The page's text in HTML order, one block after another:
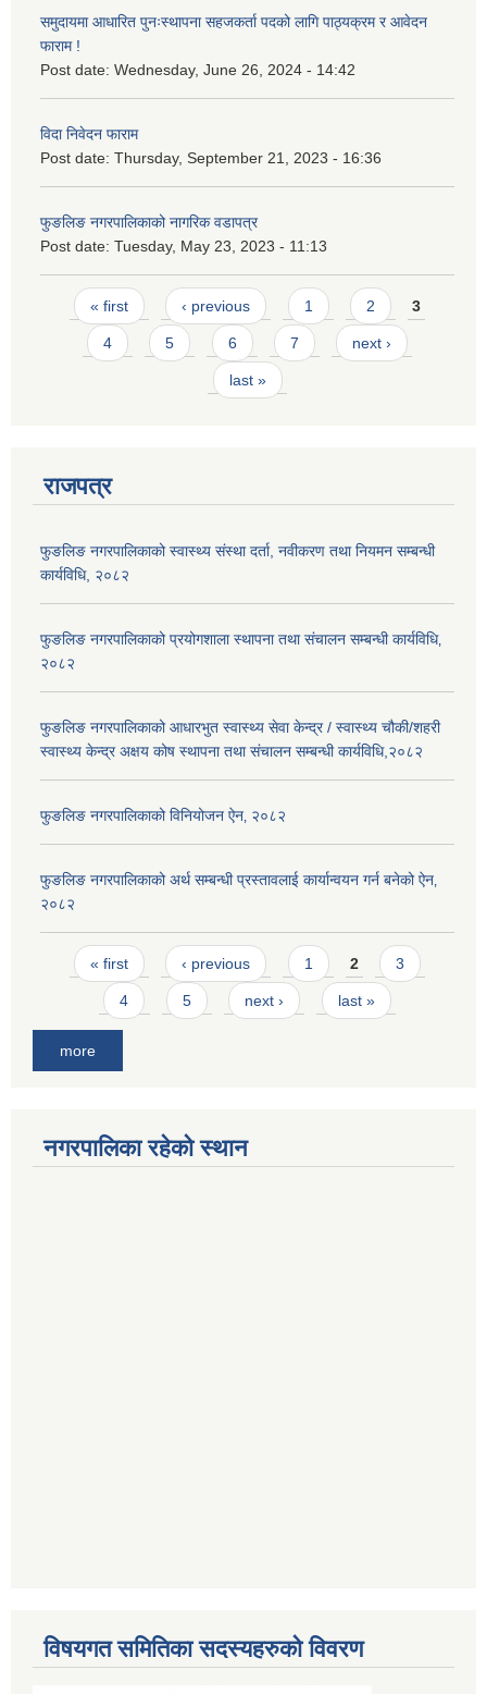
समुदायमा आधारित पुनःस्थापना सहजकर्ता पदको लागि पाठ्यक्रम र आवेदन
फाराम !
Post date: Wednesday, June 26, 2024 - 14:42
विदा निवेदन फाराम
Post date: Thursday, September 21, 2023 - 16:36
फुङलिङ नगरपालिकाको नागरिक वडापत्र
Post date: Tuesday, May 23, 2023 - 11:13
Pages
« first ‹ previous 1 2 3
4 5 6 7 next ›
last »
राजपत्र
फुङलिङ नगरपालिकाको स्वास्थ्य संस्था दर्ता, नवीकरण तथा नियमन सम्बन्धी
कार्यविधि, २०८२
फुङलिङ नगरपालिकाको प्रयोगशाला स्थापना तथा संचालन सम्बन्धी कार्यविधि‚
२०८२
फुङलिङ नगरपालिकाको आधारभुत स्वास्थ्य सेवा केन्द्र / स्वास्थ्य चौकी/शहरी
स्वास्थ्य केन्द्र अक्षय कोष स्थापना तथा संचालन सम्बन्धी कार्यविधि,२०८२
फुङलिङ नगरपालिकाको विनियोजन ऐन‚ २०८२
फुङलिङ नगरपालिकाको अर्थ सम्बन्धी प्रस्तावलाई कार्यान्वयन गर्न बनेको ऐन‚
२०८२
Pages
« first ‹ previous 1 2 3
4 5 next › last »
more
नगरपालिका रहेको स्थान
विषयगत समितिका सदस्यहरुको विवरण